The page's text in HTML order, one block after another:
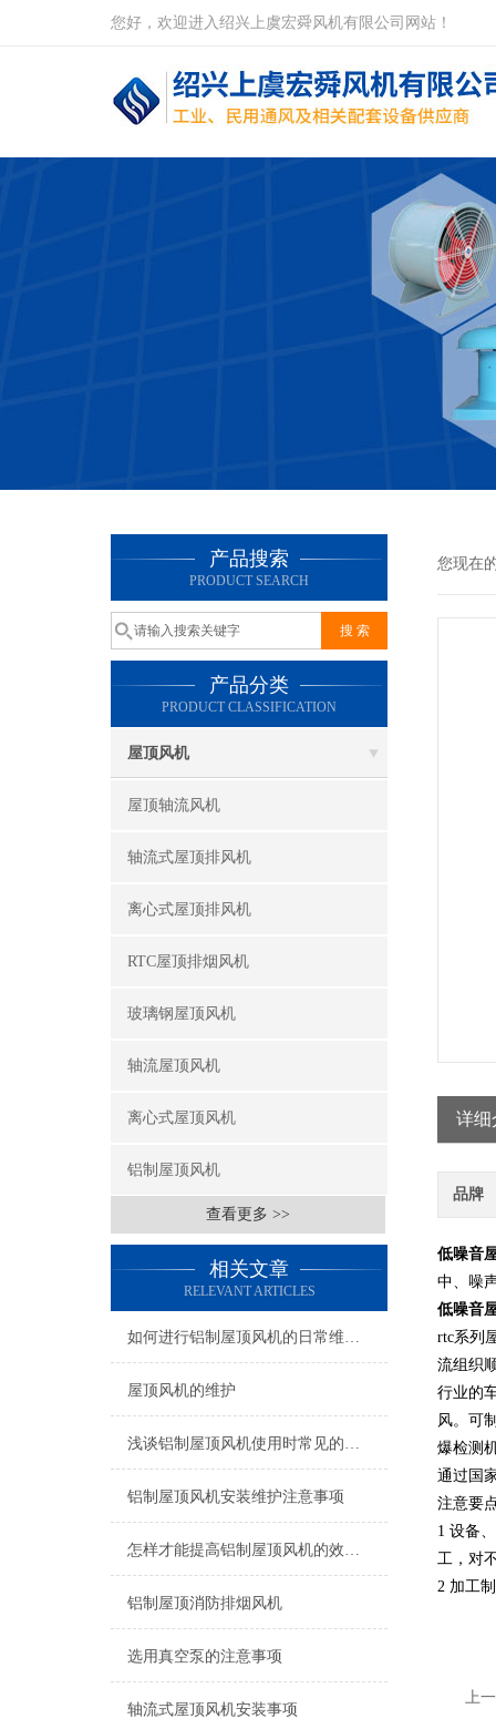
您好，欢迎进入绍兴上虞宏舜风机有限公司网站！
产品搜索
PRODUCT SEARCH
产品分类
PRODUCT CLASSIFICATION
屋顶风机
屋顶轴流风机
轴流式屋顶排风机
离心式屋顶排风机
RTC屋顶排烟风机
玻璃钢屋顶风机
轴流屋顶风机
离心式屋顶风机
铝制屋顶风机
查看更多 >>
相关文章
RELEVANT ARTICLES
如何进行铝制屋顶风机的日常维护和保养
屋顶风机的维护
浅谈铝制屋顶风机使用时常见的问题
铝制屋顶风机安装维护注意事项
怎样才能提高铝制屋顶风机的效率及寿命呢
铝制屋顶消防排烟风机
选用真空泵的注意事项
轴流式屋顶风机安装事项
您现在
详细
品牌
低噪音
中、噪
低噪音
rtc系列
流组织
行业的
风。可
爆检测
通过国
注意要
1 设备
工，对
2 加工
上